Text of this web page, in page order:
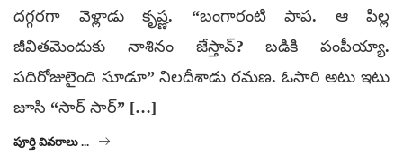
దగ్గరగా వెళ్లాడు కృష్ణ. “బంగారంటి పాప. ఆ పిల్ల
జీవితమెందుకు నాశినం జేస్తావ్? బడికి పంపీయ్యా.
పదిరోజులైంది సూడూ” నిలదీశాడు రమణ. ఓసారి అటు ఇటు
జూసి “సార్ సార్” […]
పూర్తి వివరాలు ...